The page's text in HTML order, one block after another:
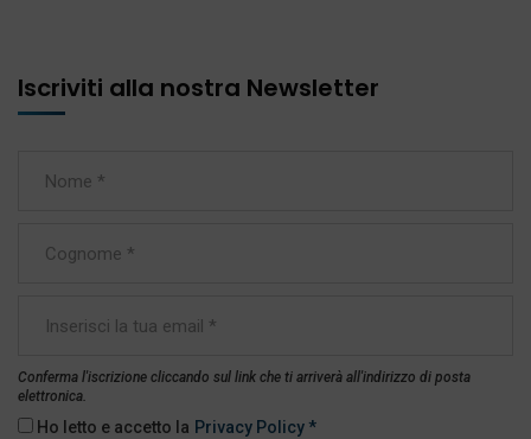
Iscriviti alla nostra Newsletter
Conferma l'iscrizione cliccando sul link che ti arriverà all'indirizzo di posta
elettronica.
Ho letto e accetto la Privacy Policy *